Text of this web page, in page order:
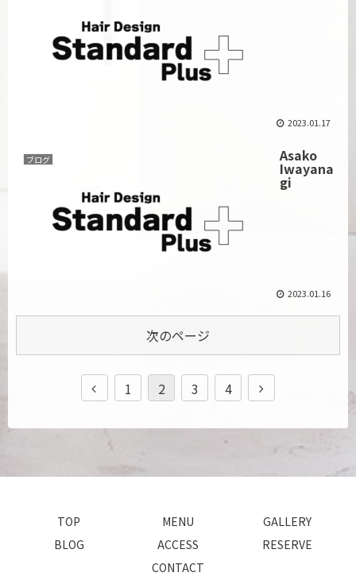
2023.01.17
ブログ Asako
Iwayana
gi
2023.01.16
次のページ
1 2 3 4
TOP MENU
GALLERY
BLOG
ACCESS
RESERVE
CONTACT